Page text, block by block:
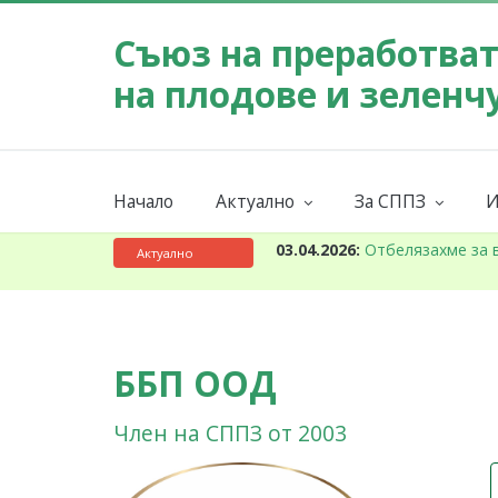
Съюз на
на плодове и
Начало Актуално За СППЗ
Актуално 03.04.2026:Отбелязахме за
ББП ООД
Член на СППЗ от 2003